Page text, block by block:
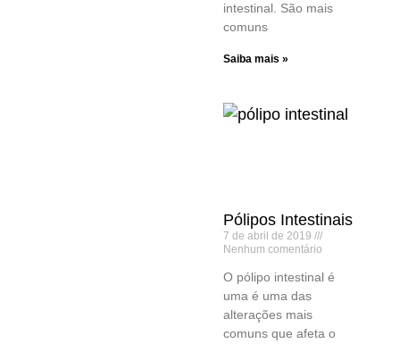
intestinal. São mais
comuns
Saiba mais »
Pólipos Intestinais
7 de abril de 2019
Nenhum comentário
O pólipo intestinal é
uma é uma das
alterações mais
comuns que afeta o